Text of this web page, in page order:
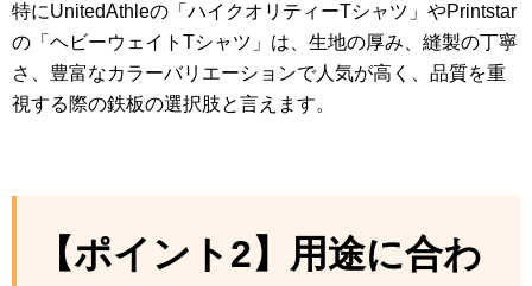
特にUnitedAthleの「ハイクオリティーTシャツ」やPrintstar
の「ヘビーウェイトTシャツ」は、生地の厚み、縫製の丁寧
さ、豊富なカラーバリエーションで人気が高く、品質を重
視する際の鉄板の選択肢と言えます。
【ポイント2】用途に合わ